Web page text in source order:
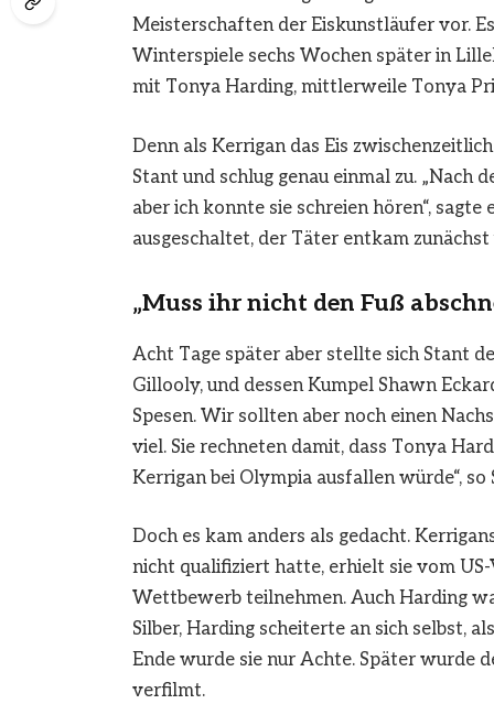
Meisterschaften der Eiskunstläufer vor.
Winterspiele sechs Wochen später in
mit Tonya Harding, mittlerweile Tonya
Denn als Kerrigan das Eis
Stant und schlug genau einmal zu. „Nach
aber ich konnte sie schreien hören“,
ausgeschaltet, der Täter entkam
„Muss ihr nicht den Fuß
Acht Tage später aber stellte sich Stant
Gillooly, und dessen Kumpel Shawn
Spesen. Wir sollten aber noch einen
viel. Sie rechneten damit, dass Tonya
Kerrigan bei Olympia ausfallen würde“, so
Doch es kam anders als gedacht.
nicht qualifiziert hatte, erhielt sie vom
Wettbewerb teilnehmen. Auch Harding
Silber, Harding scheiterte an sich selbst,
Ende wurde sie nur Achte. Später wurde
verfilmt.